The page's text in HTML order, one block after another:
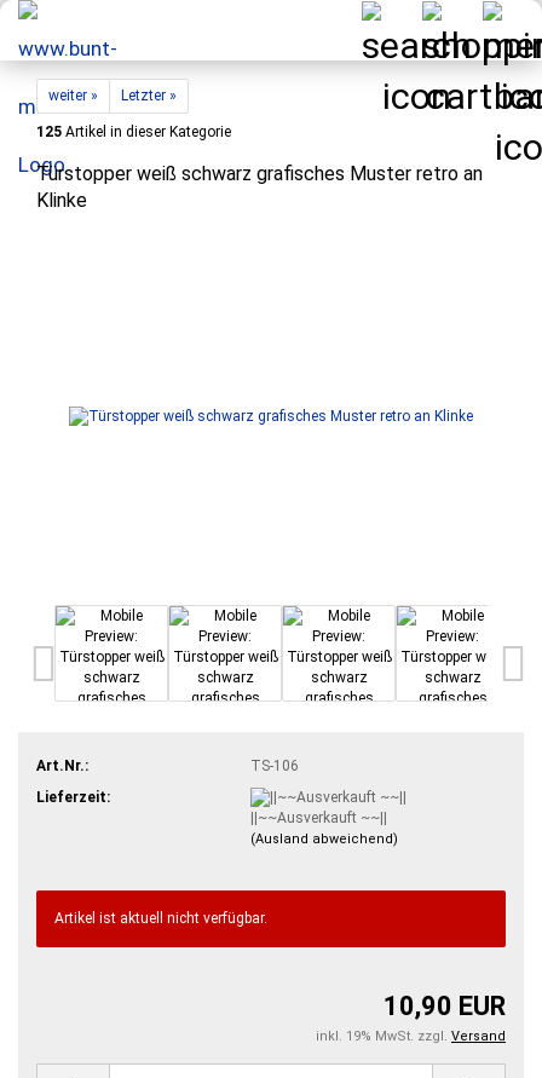
weiter » Letzter »
125 Artikel in dieser Kategorie
Türstopper weiß schwarz grafisches Muster retro an
Klinke
Art.Nr.:
TS-106
Lieferzeit:
||~~Ausverkauft ~~||
(Ausland abweichend)
Artikel ist aktuell nicht verfügbar.
10,90 EUR
inkl. 19% MwSt. zzgl. Versand